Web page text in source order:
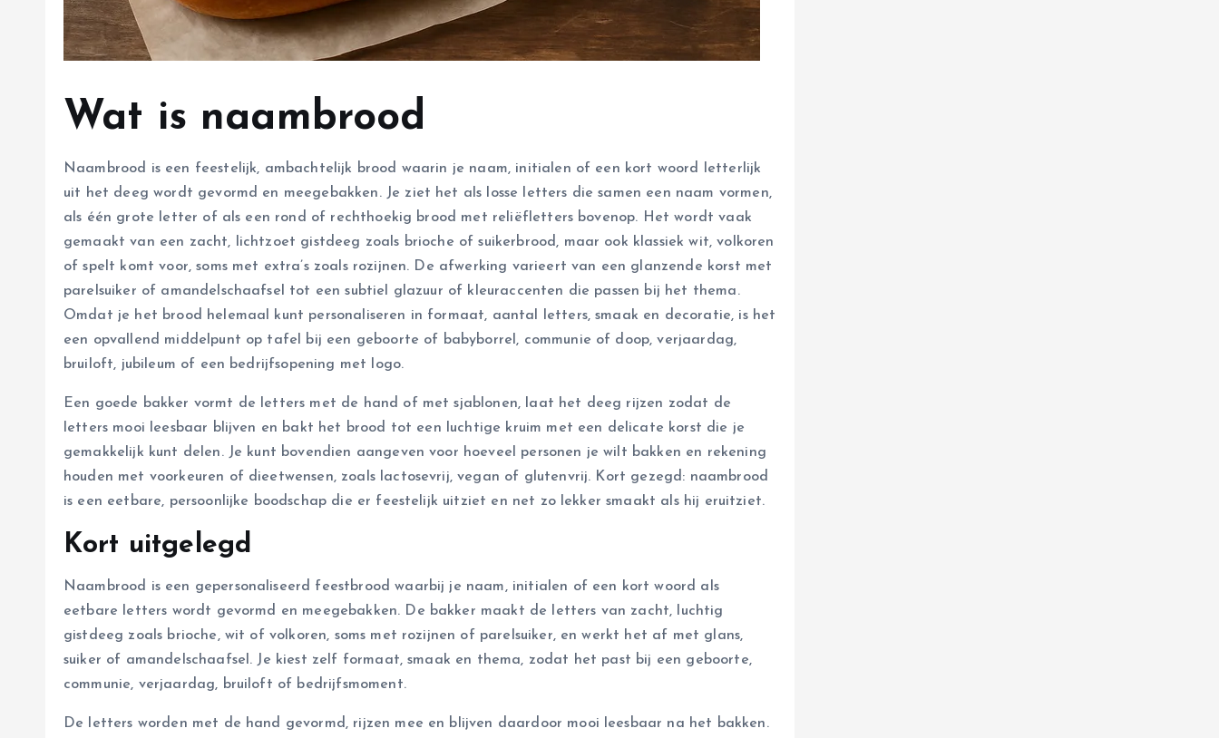
Wat is naambrood
Naambrood is een feestelijk, ambachtelijk brood waarin je naam, initialen of een kort woord letterlijk
uit het deeg wordt gevormd en meegebakken. Je ziet het als losse letters die samen een naam vormen,
als één grote letter of als een rond of rechthoekig brood met reliëfletters bovenop. Het wordt vaak
gemaakt van een zacht, lichtzoet gistdeeg zoals brioche of suikerbrood, maar ook klassiek wit, volkoren
of spelt komt voor, soms met extra’s zoals rozijnen. De afwerking varieert van een glanzende korst met
parelsuiker of amandelschaafsel tot een subtiel glazuur of kleuraccenten die passen bij het thema.
Omdat je het brood helemaal kunt personaliseren in formaat, aantal letters, smaak en decoratie, is het
een opvallend middelpunt op tafel bij een geboorte of babyborrel, communie of doop, verjaardag,
bruiloft, jubileum of een bedrijfsopening met logo.
Een goede bakker vormt de letters met de hand of met sjablonen, laat het deeg rijzen zodat de
letters mooi leesbaar blijven en bakt het brood tot een luchtige kruim met een delicate korst die je
gemakkelijk kunt delen. Je kunt bovendien aangeven voor hoeveel personen je wilt bakken en rekening
houden met voorkeuren of dieetwensen, zoals lactosevrij, vegan of glutenvrij. Kort gezegd: naambrood
is een eetbare, persoonlijke boodschap die er feestelijk uitziet en net zo lekker smaakt als hij eruitziet.
Kort uitgelegd
Naambrood is een gepersonaliseerd feestbrood waarbij je naam, initialen of een kort woord als
eetbare letters wordt gevormd en meegebakken. De bakker maakt de letters van zacht, luchtig
gistdeeg zoals brioche, wit of volkoren, soms met rozijnen of parelsuiker, en werkt het af met glans,
suiker of amandelschaafsel. Je kiest zelf formaat, smaak en thema, zodat het past bij een geboorte,
communie, verjaardag, bruiloft of bedrijfsmoment.
De letters worden met de hand gevormd, rijzen mee en blijven daardoor mooi leesbaar na het bakken.